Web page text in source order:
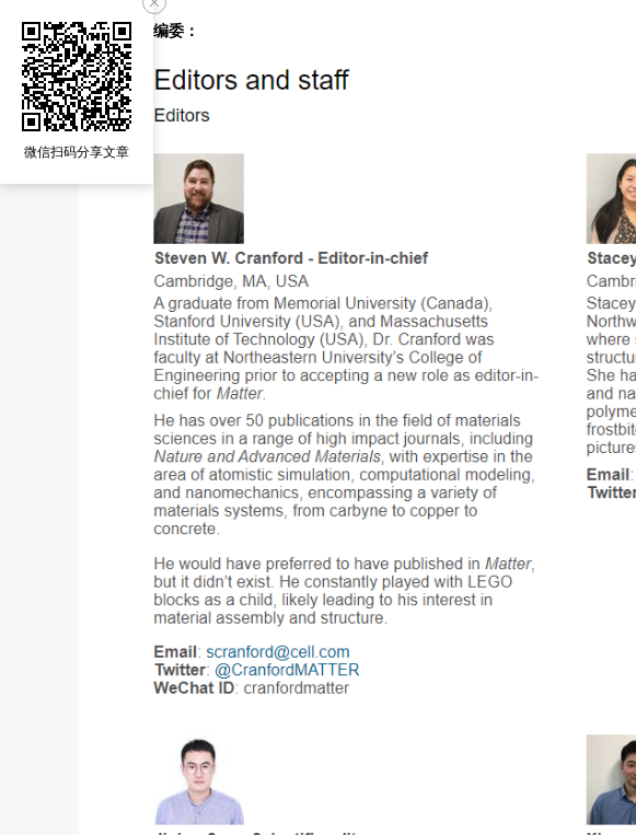
期刊编委：
微信扫码分享文章